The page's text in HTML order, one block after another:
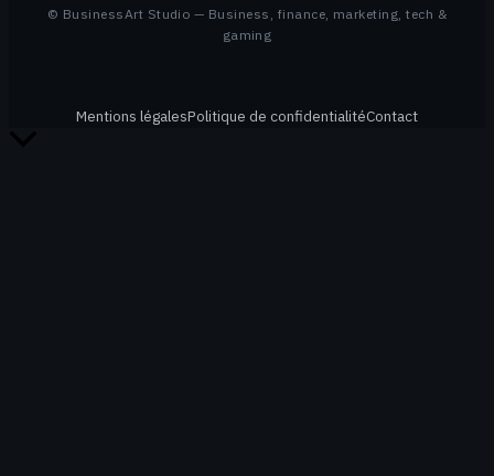
© BusinessArt Studio — Business, finance, marketing, tech &
gaming
Mentions légalesPolitique de confidentialitéContact